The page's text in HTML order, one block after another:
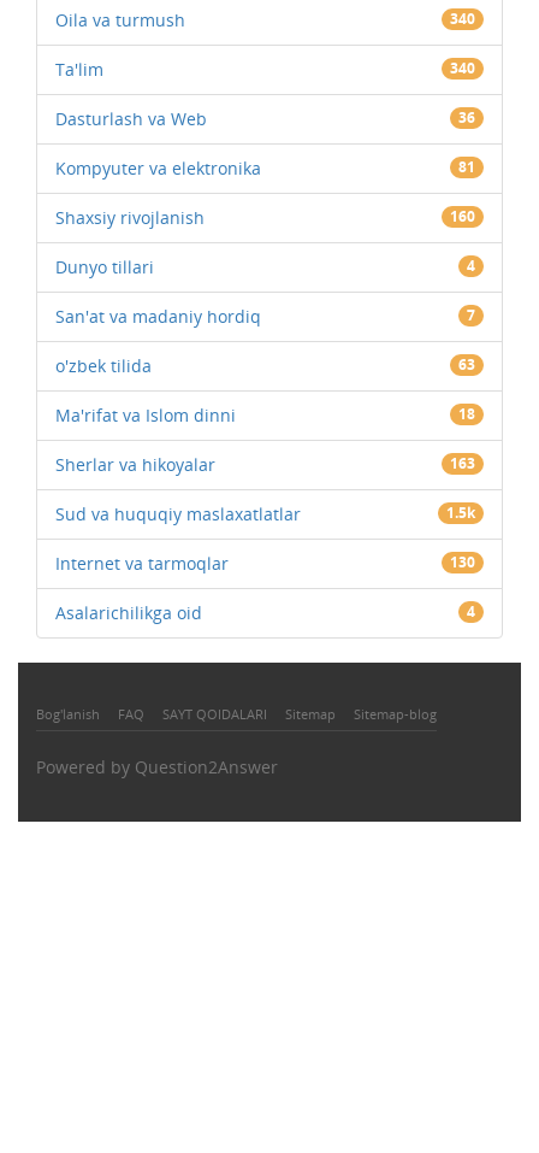
Oila va turmush 340
Ta'lim 340
Dasturlash va Web 36
Kompyuter va elektronika 81
Shaxsiy rivojlanish 160
Dunyo tillari 4
San'at va madaniy hordiq 7
o'zbek tilida 63
Ma'rifat va Islom dinni 18
Sherlar va hikoyalar 163
Sud va huquqiy maslaxatlatlar 1.5k
Internet va tarmoqlar 130
Asalarichilikga oid 4
Bog'lanish FAQ SAYT QOIDALARI Sitemap Sitemap-blog
Powered by Question2Answer